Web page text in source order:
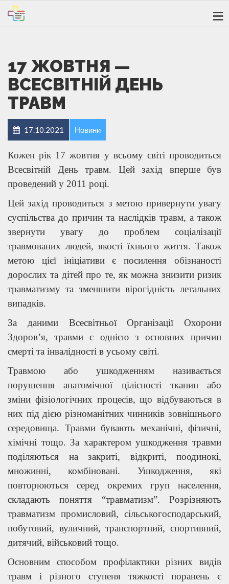
17 ЖОВТНЯ —
ВСЕСВІТНІЙ ДЕНЬ
ТРАВМ
17.10.2021 Новини
Кожен рік 17 жовтня у всьому світі проводиться
Всесвітній День травм. Цей захід вперше був
проведений у 2011 році.
Цей захід проводиться з метою привернути увагу
суспільства до причин та наслідків травм, а також
звернути увагу до проблем соціалізації
травмованих людей, якості їхнього життя. Також
метою цієї ініціативи є посилення обізнаності
дорослих та дітей про те, як можна знизити ризик
травматизму та зменшити вірогідність летальних
випадків.
За даними Всесвітньої Організації Охорони
Здоров’я, травми є однією з основних причин
смерті та інвалідності в усьому світі.
Травмою або ушкодженням називається
порушення анатомічної цілісності тканин або
зміни фізіологічних процесів, що відбуваються в
них під дією різноманітних чинників зовнішнього
середовища. Травми бувають механічні, фізичні,
хімічні тощо. За характером ушкодження травми
поділяються на закриті, відкриті, поодинокі,
множинні, комбіновані. Ушкодження, які
повторюються серед окремих груп населення,
складають поняття “травматизм”. Розрізняють
травматизм промисловий, сільськогосподарський,
побутовий, вуличний, транспортний, спортивний,
дитячий, військовий тощо.
Основним способом профілактики різних видів
травм і різного ступеня тяжкості поранень є